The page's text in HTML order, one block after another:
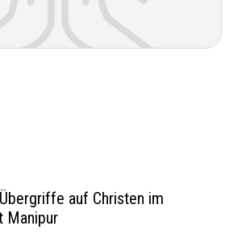
auf Christen im
Manipur